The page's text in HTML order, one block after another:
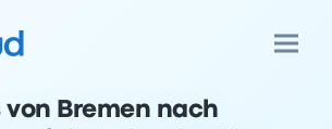
von Bremen nach